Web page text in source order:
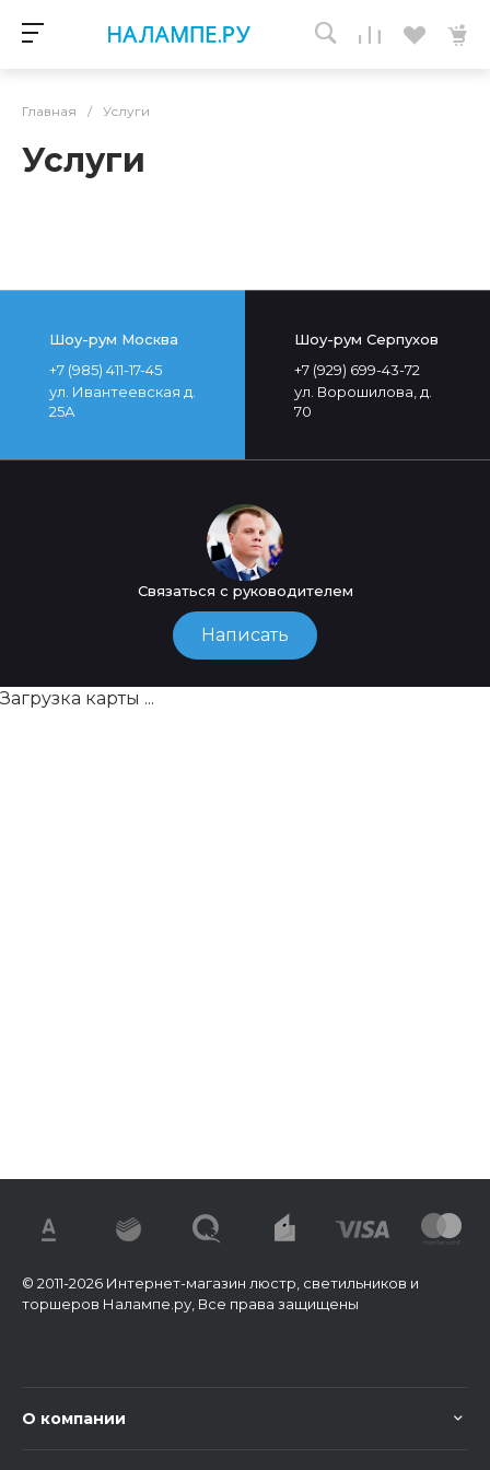
Главная / Услуги
Услуги
Шоу-рум Москва
+7 (985) 411-17-45
ул. Ивантеевская д.
25А
Шоу-рум Серпухов
+7 (929) 699-43-72
ул. Ворошилова, д.
70
Связаться с руководителем
Написать
Загрузка карты ...
© 2011-2026 Интернет-магазин люстр, светильников и
торшеров Налампе.ру, Все права защищены
О компании